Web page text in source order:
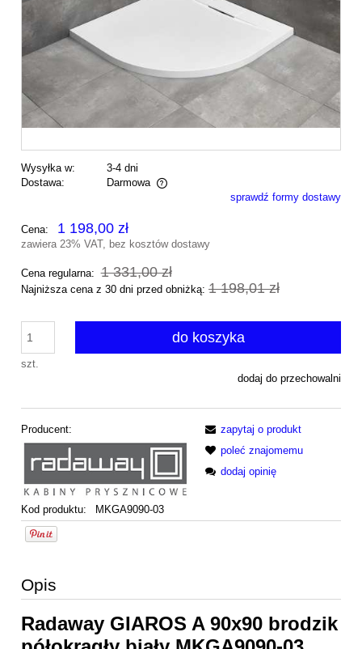
Wysyłka w:
3-4 dni
Dostawa:
Darmowa
Cena nie zawiera ewentualnych kosztów płatnościsprawdź formy dostawy
Cena: 1 198,00 zł
zawiera 23% VAT, bez kosztów dostawy
Cena regularna: 1 331,00 zł
Najniższa cena z 30 dni przed obniżką: 1 198,01 zł
szt.
do koszyka
dodaj do przechowalni
Producent:
Kod produktu: MKGA9090-03
zapytaj o produkt
poleć znajomemu
dodaj opinię
Opis
Radaway GIAROS A 90x90 brodzik